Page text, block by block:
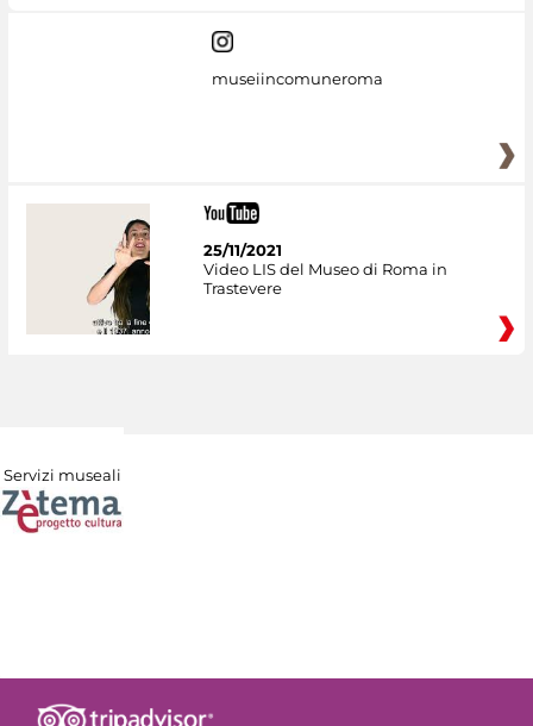
museiincomuneroma
25/11/2021
Video LIS del Museo di Roma in
Trastevere
Servizi museali